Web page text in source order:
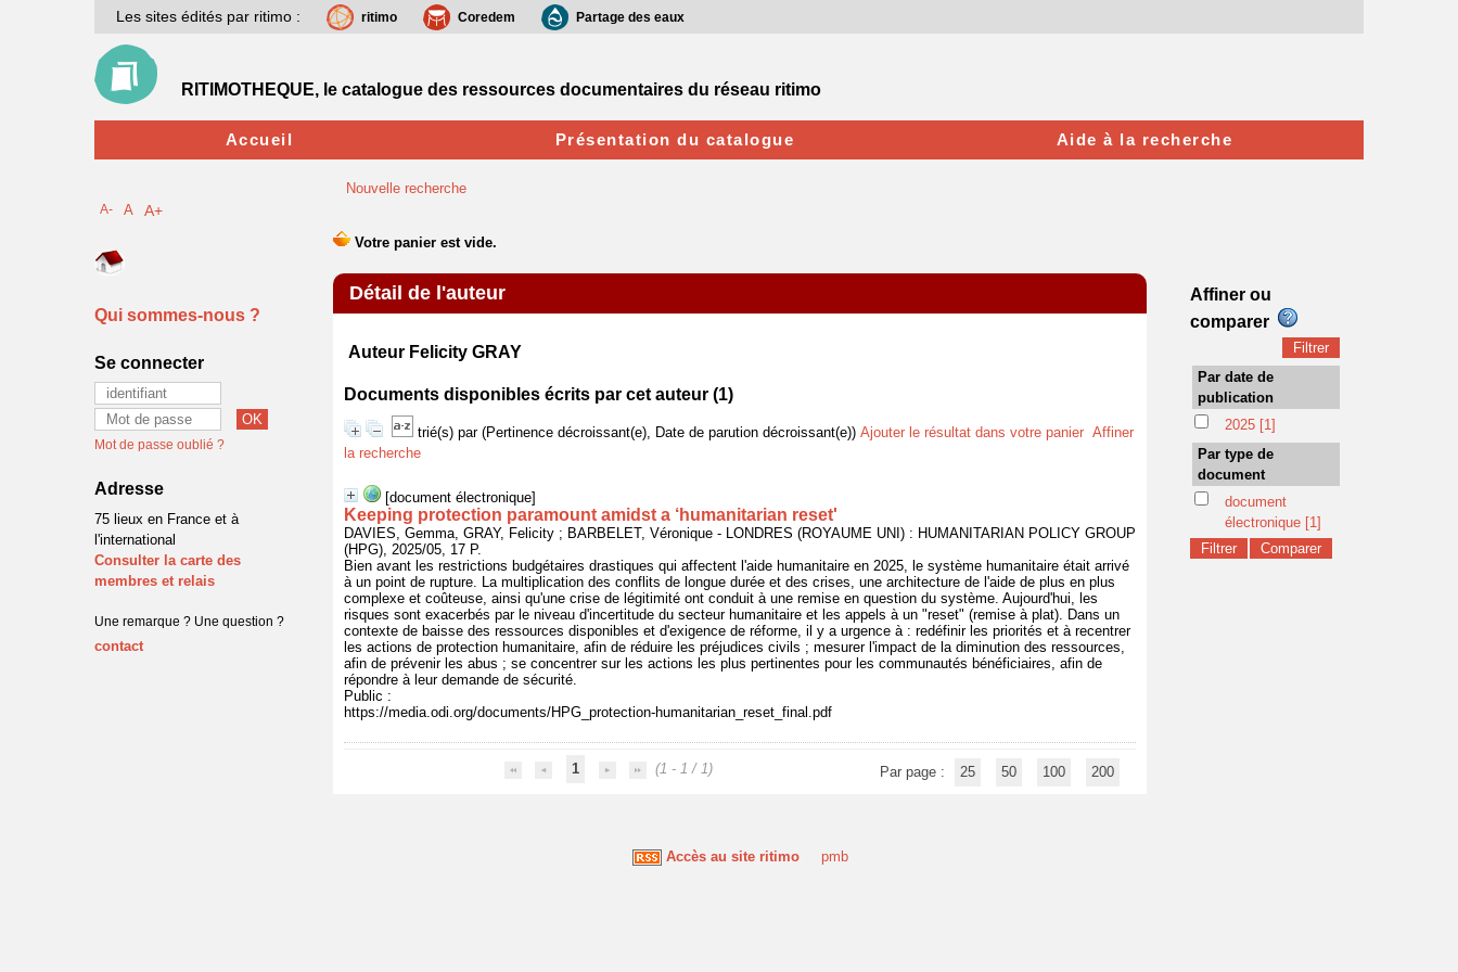
Nouvelle recherche
Détail de l'auteur
Auteur Felicity GRAY
Documents disponibles écrits par cet auteur (1)
trié(s) par (Pertinence décroissant(e), Date de parution décroissant(e)) Ajouter le résultat dans votre panier Affiner
la recherche
[document électronique]
Keeping protection paramount amidst a ‘humanitarian reset'
DAVIES, Gemma, GRAY, Felicity ; BARBELET, Véronique - LONDRES (ROYAUME UNI) : HUMANITARIAN POLICY GROUP
(HPG), 2025/05, 17 P.
Bien avant les restrictions budgétaires drastiques qui affectent l'aide humanitaire en 2025, le système humanitaire était arrivé
à un point de rupture. La multiplication des conflits de longue durée et des crises, une architecture de l'aide de plus en plus
complexe et coûteuse, ainsi qu'une crise de légitimité ont conduit à une remise en question du système. Aujourd'hui, les
risques sont exacerbés par le niveau d'incertitude du secteur humanitaire et les appels à un "reset" (remise à plat). Dans un
contexte de baisse des ressources disponibles et d'exigence de réforme, il y a urgence à : redéfinir les priorités et à recentrer
les actions de protection humanitaire, afin de réduire les préjudices civils ; mesurer l'impact de la diminution des ressources,
afin de prévenir les abus ; se concentrer sur les actions les plus pertinentes pour les communautés bénéficiaires, afin de
répondre à leur demande de sécurité.
Public :
https://media.odi.org/documents/HPG_protection-humanitarian_reset_final.pdf
1 (1 - 1 / 1) Par page : 25 50 100 200
Accès au site ritimo pmb
Les sites édités par ritimo : ritimo Coredem Partage des eaux
RITIMOTHEQUE, le catalogue des ressources documentaires du réseau ritimo
Accueil Présentation du catalogue Aide à la recherche
A- A A+
Qui sommes-nous ?
Se connecter
Mot de passe oublié ?
Adresse
75 lieux en France et à
l'international
Consulter la carte des
membres et relais
Une remarque ? Une question ?
contact
Affiner ou
comparer
Par date de
publication
2025 [1]
Par type de
document
document
électronique [1]